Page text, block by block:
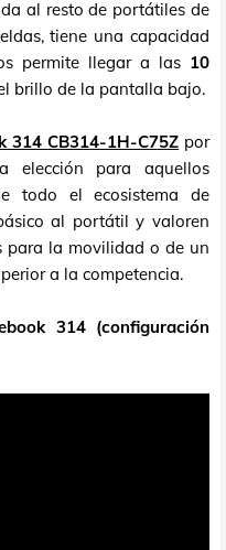
al resto de portátiles de
tiene una capacidad
permite llegar a las 10
brillo de la pantalla bajo.
314 CB314-1H-C75Z por
elección para aquellos
todo el ecosistema de
al portátil y valoren
para la movilidad o de un
a la competencia.
314 (configuración